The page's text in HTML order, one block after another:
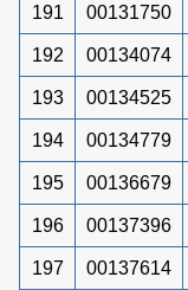
191 00131750
192 00134074
193 00134525
194 00134779
195 00136679
196 00137396
197 00137614